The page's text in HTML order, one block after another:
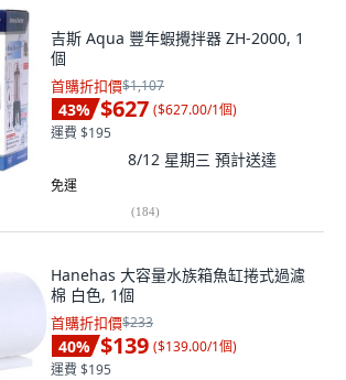
吉斯 Aqua 豐年蝦攪拌器 ZH-2000, 1
個
首購折扣價$1,107
43% $627 ($627.00/1個)
運費 $195
8/12 星期三 預計送達
免運
(184)
Hanehas 大容量水族箱魚缸捲式過濾
棉 白色, 1個
首購折扣價$233
40% $139 ($139.00/1個)
運費 $195